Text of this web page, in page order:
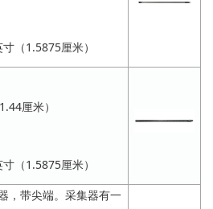
（1.5875厘米）
厘米）
（1.5875厘米）
，带尖端。采集器有一